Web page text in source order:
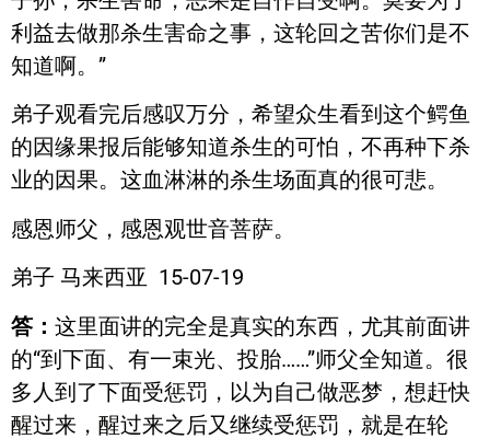
利益去做那杀生害命之事，这轮回之苦你们是不
知道啊。”
弟子观看完后感叹万分，希望众生看到这个鳄鱼
的因缘果报后能够知道杀生的可怕，不再种下杀
业的因果。这血淋淋的杀生场面真的很可悲。
感恩师父，感恩观世音菩萨。
弟子 马来西亚 15-07-19
答： 这里面讲的完全是真实的东西，尤其前面讲
的“到下面、有一束光、投胎……”师父全知道。很
多人到了下面受惩罚，以为自己做恶梦，想赶快
醒过来，醒过来之后又继续受惩罚，就是在轮